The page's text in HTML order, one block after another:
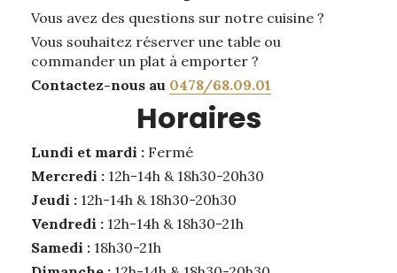
Vous avez des questions sur notre cuisine ?
Vous souhaitez réserver une table ou
commander un plat à emporter ?
Contactez-nous au 0478/68.09.01
Horaires
Lundi et mardi : Fermé
Mercredi : 12h-14h & 18h30-20h30
Jeudi : 12h-14h & 18h30-20h30
Vendredi : 12h-14h & 18h30-21h
Samedi : 18h30-21h